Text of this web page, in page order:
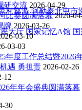
村巡游 阿勒泰北屯市
大厅 国家记忆A馆
研交流 2026-04-29
比赛圆满落幕 2026-
牌 2026-03-26
03-10
03-03
度工作总结暨2026
遇 勇担责 2026-02-26
12
年年会盛典圆满落幕
30